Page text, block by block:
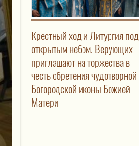
Крестный ход и Литургия под
открытым небом. Верующих
приглашают на торжества в
честь обретения чудотворной
Богородской иконы Божией
Матери